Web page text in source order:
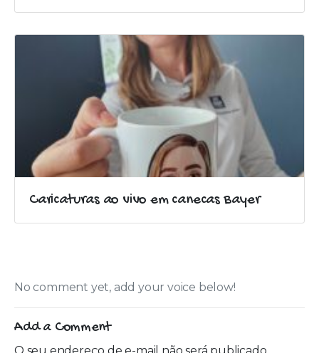
Caricaturas ao vivo em canecas Bayer
No comment yet, add your voice below!
Add a Comment